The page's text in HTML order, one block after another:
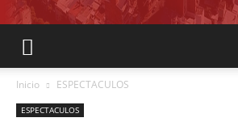
Inicio ESPECTACULOS
ESPECTACULOS